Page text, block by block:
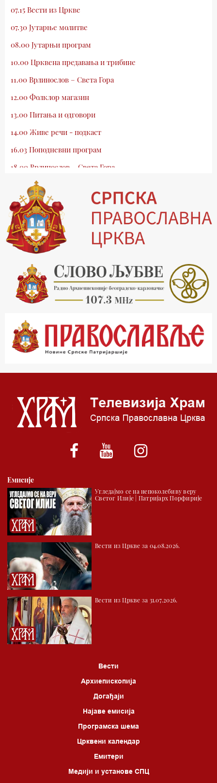
07.15 Вести из Цркве
07.30 Јутарње молитве
08.00 Јутарњи програм
10.00 Црквена предавања и трибине
11.00 Врлинослов – Света Гора
12.00 Фолклор магазин
13.00 Питања и одговори
14.00 Живе речи - подкаст
16.03 Поподневни програм
18.00 Врлинослов – Света Гора
19.03 Атлас памћења
19.30 Вечерње молитве
20.00 Вести из Цркве
20.15 Реч архијереја
20.30 Млади у Цркви
21.03 Гугл пита
22.03 Црквена предавања и трибине
23.00 Питања и одговори
00.03 Гугл пита
01.03 Живе речи - подкаст
*најважније вести емитујемо на сваки пун сат
Емисије
Угледајмо се на непоколебиву веру
Светог Илије | Патријарх Порфирије
Вести из Цркве за 04.08.2026.
Вести из Цркве за 31.07.2026.
Вести
Архиепископија
Догађаји
Најаве емисија
Програмска шема
Црквени календар
Емитери
Медији и установе СПЦ